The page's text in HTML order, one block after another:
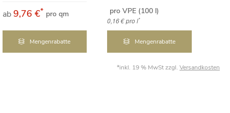
ab 9,76 €* pro qm
Mengenrabatte
pro VPE (100 l)
0,16 €pro l*
Mengenrabatte
*inkl. 19 % MwSt zzgl. Versandkosten